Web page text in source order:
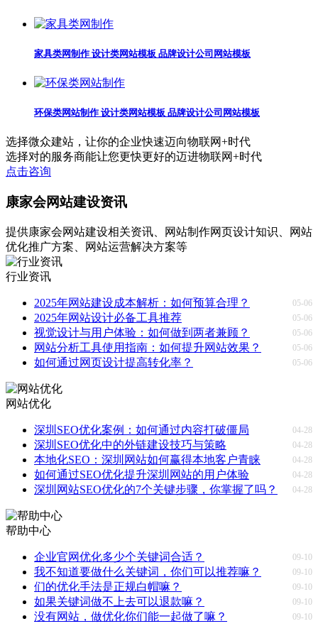
家具类网制作 设计类网站模板 品牌设计公司网站模板
环保类网站制作 设计类网站模板 品牌设计公司网站模板
选择微众建站， 让你的企业快速迈向物联网+时代
选择对的服务商能让您更快更好的迈进物联网+时代
点击咨询
康家会网站建设资讯
提供康家会网站建设相关资讯、网站制作网页设计知识、网站
优化推广方案、网站运营解决方案等
行业资讯
2025年网站建设成本解析：如何预算合理？ 05-06
2025年网站设计必备工具推荐 05-06
视觉设计与用户体验：如何做到两者兼顾？ 05-06
网站分析工具使用指南：如何提升网站效果？ 05-06
如何通过网页设计提高转化率？ 05-06
网站优化
深圳SEO优化案例：如何通过内容打破僵局 04-28
深圳SEO优化中的外链建设技巧与策略 04-28
本地化SEO：深圳网站如何赢得本地客户青睐 04-28
如何通过SEO优化提升深圳网站的用户体验 04-28
深圳网站SEO优化的7个关键步骤，你掌握了吗？ 04-28
帮助中心
企业官网优化多少个关键词合适？ 09-10
我不知道要做什么关键词，你们可以推荐嘛？ 09-10
们的优化手法是正规白帽嘛？ 09-10
如果关键词做不上去可以退款嘛？ 09-10
没有网站，做优化你们能一起做了嘛？ 09-10